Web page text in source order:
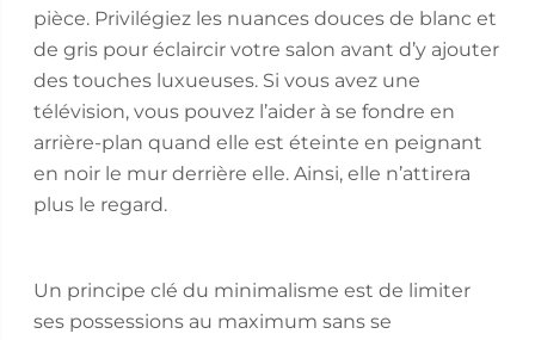
pièce. Privilégiez les nuances douces de blanc et
de gris pour éclaircir votre salon avant d’y ajouter
des touches luxueuses. Si vous avez une
télévision, vous pouvez l’aider à se fondre en
arrière-plan quand elle est éteinte en peignant
en noir le mur derrière elle. Ainsi, elle n’attirera
plus le regard.
Un principe clé du minimalisme est de limiter
ses possessions au maximum sans se